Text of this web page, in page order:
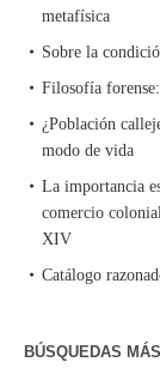
metafísica
Sobre la
Filosofía
¿Población
modo de vida
La importancia
comercio
XIV
Catálogo
BÚSQUEDAS